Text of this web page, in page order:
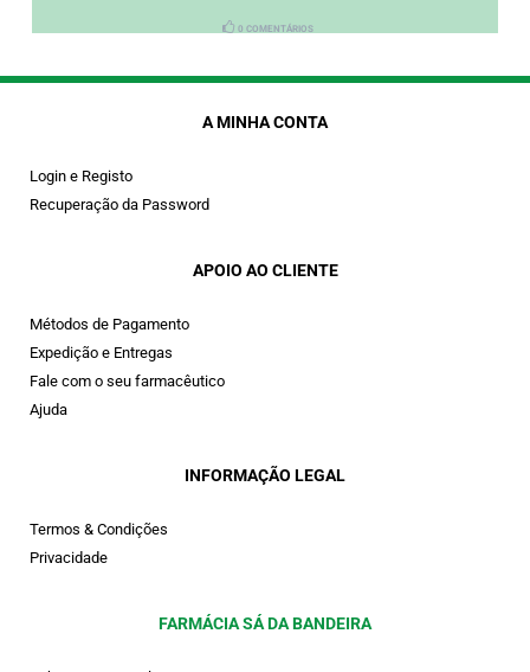
0 COMENTÁRIOS
A MINHA CONTA
Login e Registo
Recuperação da Password
APOIO AO CLIENTE
Métodos de Pagamento
Expedição e Entregas
Fale com o seu farmacêutico
Ajuda
INFORMAÇÃO LEGAL
Termos & Condições
Privacidade
FARMÁCIA SÁ DA BANDEIRA